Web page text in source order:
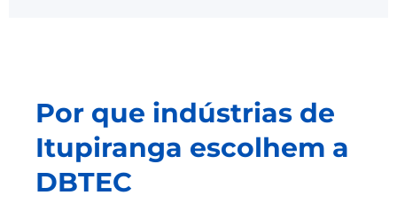
Por que indústrias de
Itupiranga escolhem a
DBTEC